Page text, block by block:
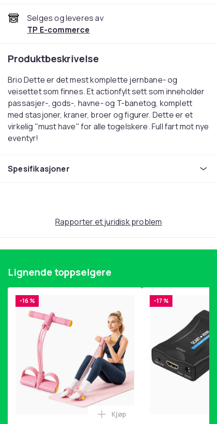
Selges og leveres av
TP E-commerce
Produktbeskrivelse
Brio Dette er det mest komplette jernbane- og
veisettet som finnes. Et actionfylt sett som inneholder
passasjer-, gods-, havne- og T-banetog, komplett
med stasjoner, kraner, broer og figurer. Dette er et
virkelig "must have" for alle togelskere. Full fart mot nye
eventyr!
Alder: 3+
Anbefalt alder (min)
Vekt
5.37
Artikkel nr.
7c5a09f3-8d5f-45cd-a0bf-8bb518ef5901
Produktsikkerhetsinformasjon
Spesifikasjoner
Rapporter et juridisk problem
Lignende toppselgere
-16 %
Legg Magetrener, 6-rørs
Kjøp
-17 %